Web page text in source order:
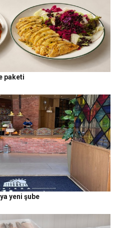
paketi
yeni şube